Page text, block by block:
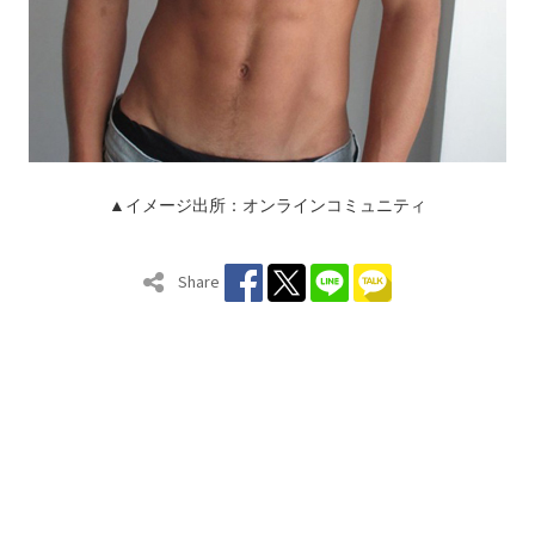
▲イメージ出所：オンラインコミュニティ
Share